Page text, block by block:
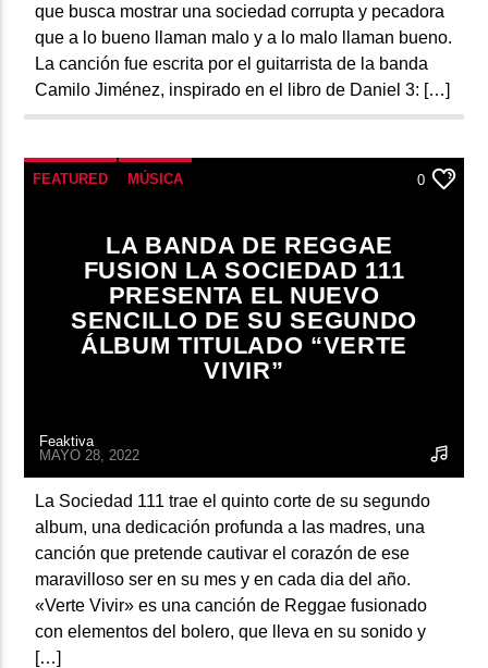
que busca mostrar una sociedad corrupta y pecadora
que a lo bueno llaman malo y a lo malo llaman bueno.
La canción fue escrita por el guitarrista de la banda
Camilo Jiménez, inspirado en el libro de Daniel 3: […]
FEATURED MÚSICA 0
LA BANDA DE REGGAE
FUSION LA SOCIEDAD 111
PRESENTA EL NUEVO
SENCILLO DE SU SEGUNDO
ÁLBUM TITULADO “VERTE
VIVIR”
Feaktiva
MAYO 28, 2022
La Sociedad 111 trae el quinto corte de su segundo
album, una dedicación profunda a las madres, una
canción que pretende cautivar el corazón de ese
maravilloso ser en su mes y en cada dia del año.
«Verte Vivir» es una canción de Reggae fusionado
con elementos del bolero, que lleva en su sonido y
[…]